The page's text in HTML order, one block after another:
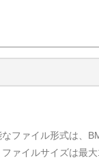
ファイル形式は、
ァイルサイズは最大